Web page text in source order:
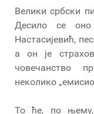
Велики србски
Десило се
Настасијевић,
а он је
човечанство
неколико
То ће, по